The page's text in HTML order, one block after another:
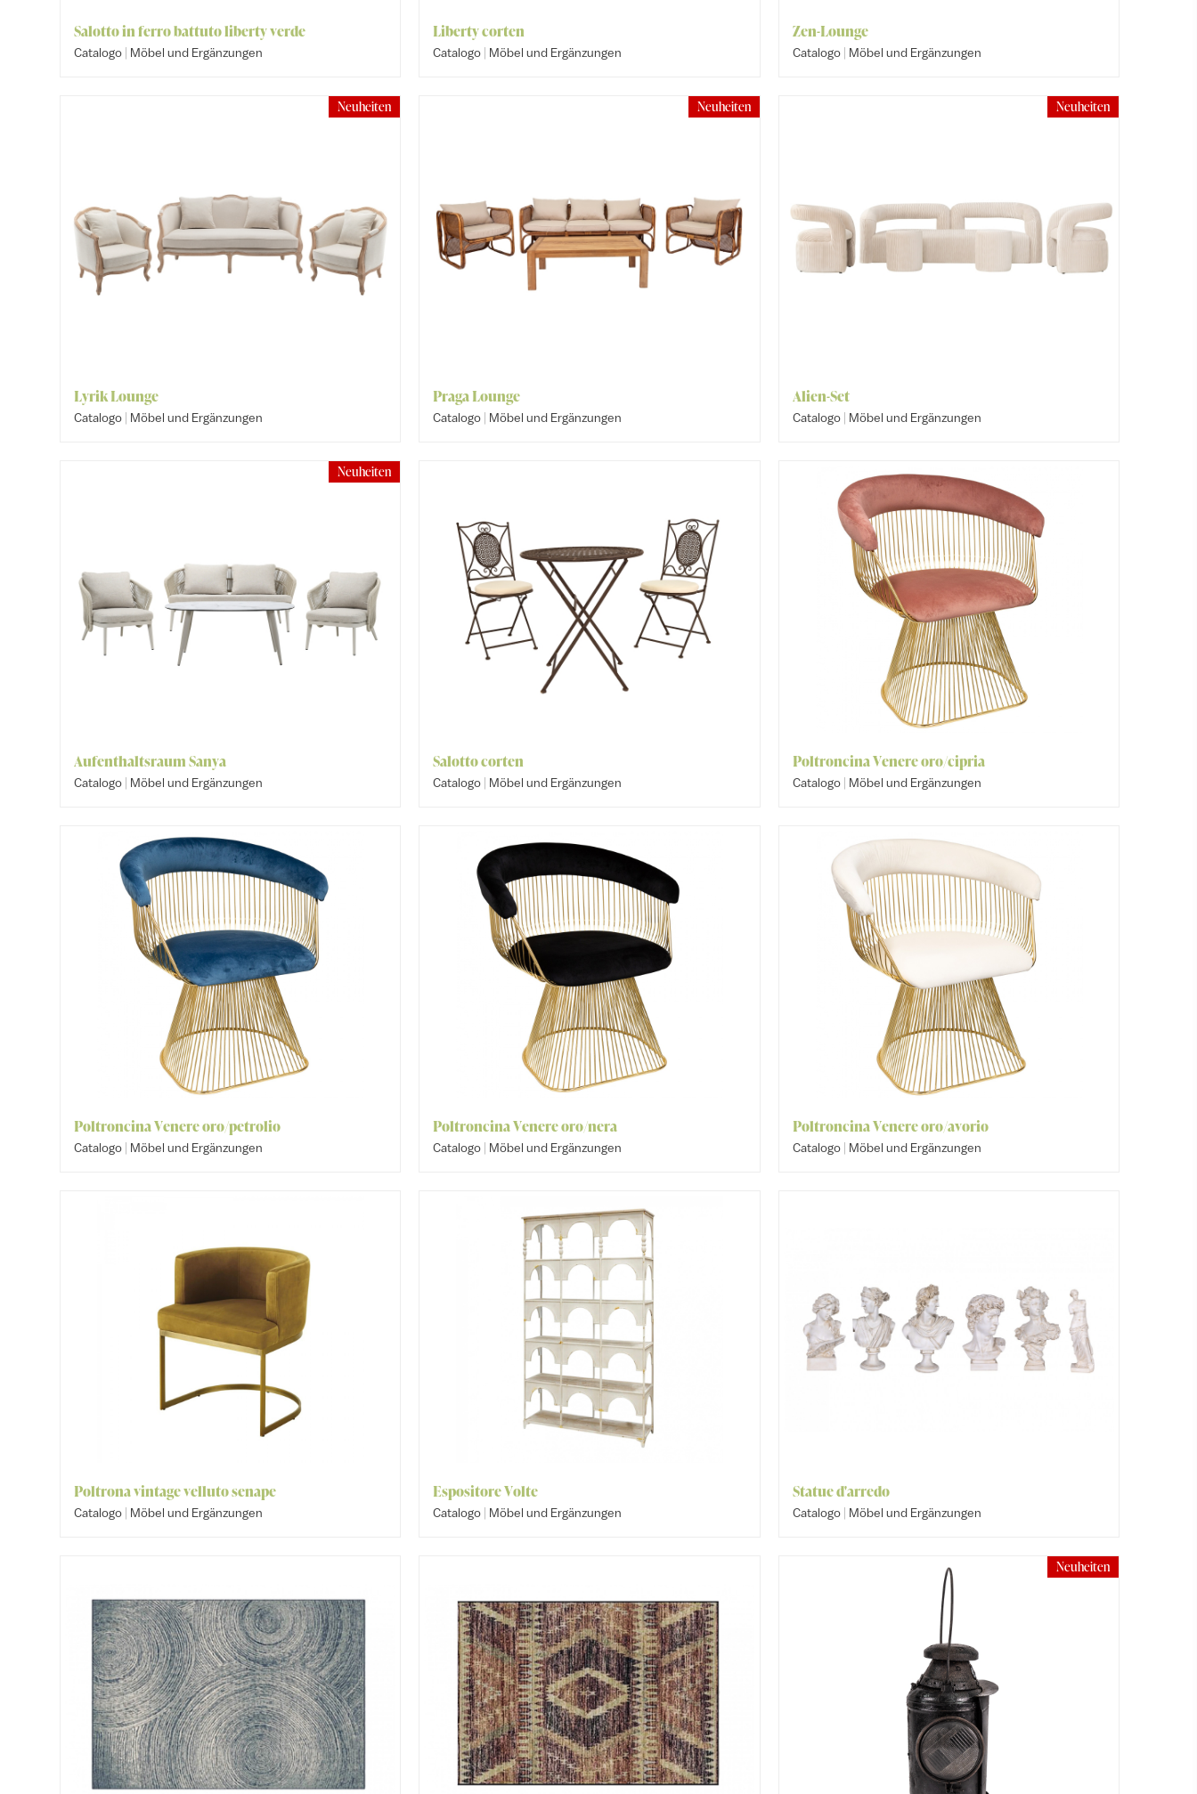
Salotto in ferro battuto liberty verde
Catalogo | Möbel und Ergänzungen
Liberty corten
Catalogo | Möbel und Ergänzungen
Zen-Lounge
Catalogo | Möbel und Ergänzungen
Neuheiten
Lyrik Lounge
Catalogo | Möbel und Ergänzungen
Neuheiten
Praga Lounge
Catalogo | Möbel und Ergänzungen
Neuheiten
Alien-Set
Catalogo | Möbel und Ergänzungen
Neuheiten
Aufenthaltsraum Sanya
Catalogo | Möbel und Ergänzungen
Salotto corten
Catalogo | Möbel und Ergänzungen
Poltroncina Venere oro/cipria
Catalogo | Möbel und Ergänzungen
Poltroncina Venere oro/petrolio
Catalogo | Möbel und Ergänzungen
Poltroncina Venere oro/nera
Catalogo | Möbel und Ergänzungen
Poltroncina Venere oro/avorio
Catalogo | Möbel und Ergänzungen
Poltrona vintage velluto senape
Catalogo | Möbel und Ergänzungen
Espositore Volte
Catalogo | Möbel und Ergänzungen
Statue d'arredo
Catalogo | Möbel und Ergänzungen
Neuheiten